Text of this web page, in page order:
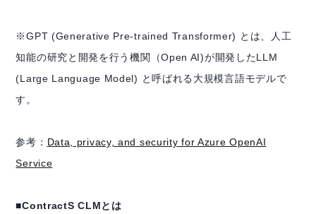
※GPT (Generative Pre-trained Transformer) とは、人工
知能の研究と開発を行う機関（Open AI)が開発したLLM
(Large Language Model) と呼ばれる大規模言語モデルで
す。
参考： Data, privacy, and security for Azure OpenAI
Service
■ContractS CLMとは